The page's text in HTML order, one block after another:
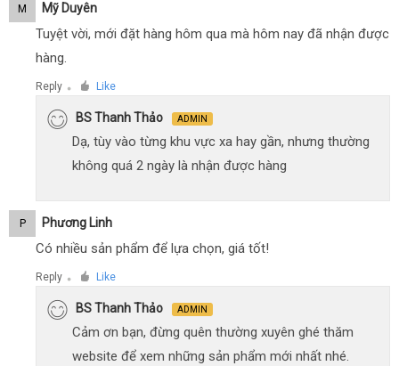
M Mỹ Duyên
Tuyệt vời, mới đặt hàng hôm qua mà hôm nay đã nhận được
hàng.
Reply ● Like
BS Thanh Thảo ADMIN
Dạ, tùy vào từng khu vực xa hay gần, nhưng thường
không quá 2 ngày là nhận được hàng
P Phương Linh
Có nhiều sản phẩm để lựa chọn, giá tốt!
Reply ● Like
BS Thanh Thảo ADMIN
Cảm ơn bạn, đừng quên thường xuyên ghé thăm
website để xem những sản phẩm mới nhất nhé.